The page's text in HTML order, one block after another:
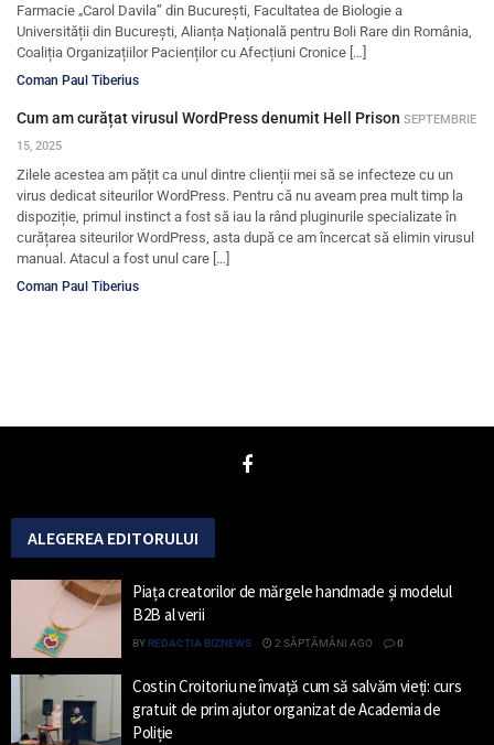
Farmacie „Carol Davila” din București, Facultatea de Biologie a
Universității din București, Alianța Națională pentru Boli Rare din România,
Coaliția Organizațiilor Pacienților cu Afecțiuni Cronice […]
Coman Paul Tiberius
Cum am curățat virusul WordPress denumit Hell Prison SEPTEMBRIE
15, 2025
Zilele acestea am pățit ca unul dintre clienții mei să se infecteze cu un
virus dedicat siteurilor WordPress. Pentru că nu aveam prea mult timp la
dispoziție, primul instinct a fost să iau la rând pluginurile specializate în
curățarea siteurilor WordPress, asta după ce am încercat să elimin virusul
manual. Atacul a fost unul care […]
Coman Paul Tiberius
ALEGEREA EDITORULUI
Piața creatorilor de mărgele handmade și modelul
B2B al verii
BYREDACȚIA BIZNEWS 2 SĂPTĂMÂNI AGO 0
Costin Croitoriu ne învață cum să salvăm vieți: curs
gratuit de prim ajutor organizat de Academia de
Poliție